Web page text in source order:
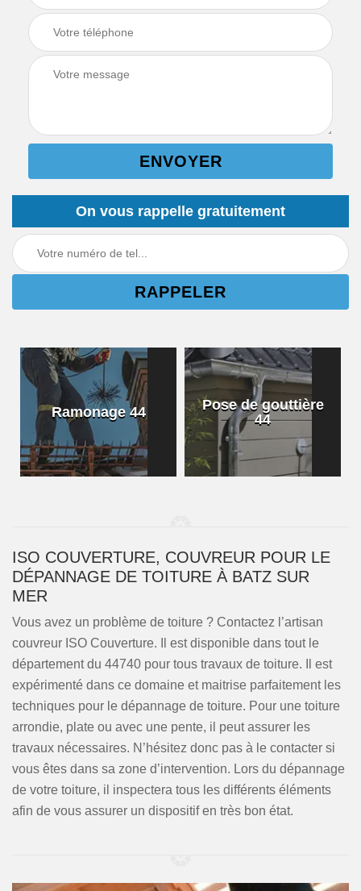
On vous rappelle gratuitement
Ramonage 44
Pose de gouttière
44
ISO COUVERTURE, COUVREUR POUR LE
DÉPANNAGE DE TOITURE À BATZ SUR
MER
Vous avez un problème de toiture ? Contactez l’artisan
couvreur ISO Couverture. Il est disponible dans tout le
département du 44740 pour tous travaux de toiture. Il est
expérimenté dans ce domaine et maitrise parfaitement les
techniques pour le dépannage de toiture. Pour une toiture
arrondie, plate ou avec une pente, il peut assurer les
travaux nécessaires. N’hésitez donc pas à le contacter si
vous êtes dans sa zone d’intervention. Lors du dépannage
de votre toiture, il inspectera tous les différents éléments
afin de vous assurer un dispositif en très bon état.